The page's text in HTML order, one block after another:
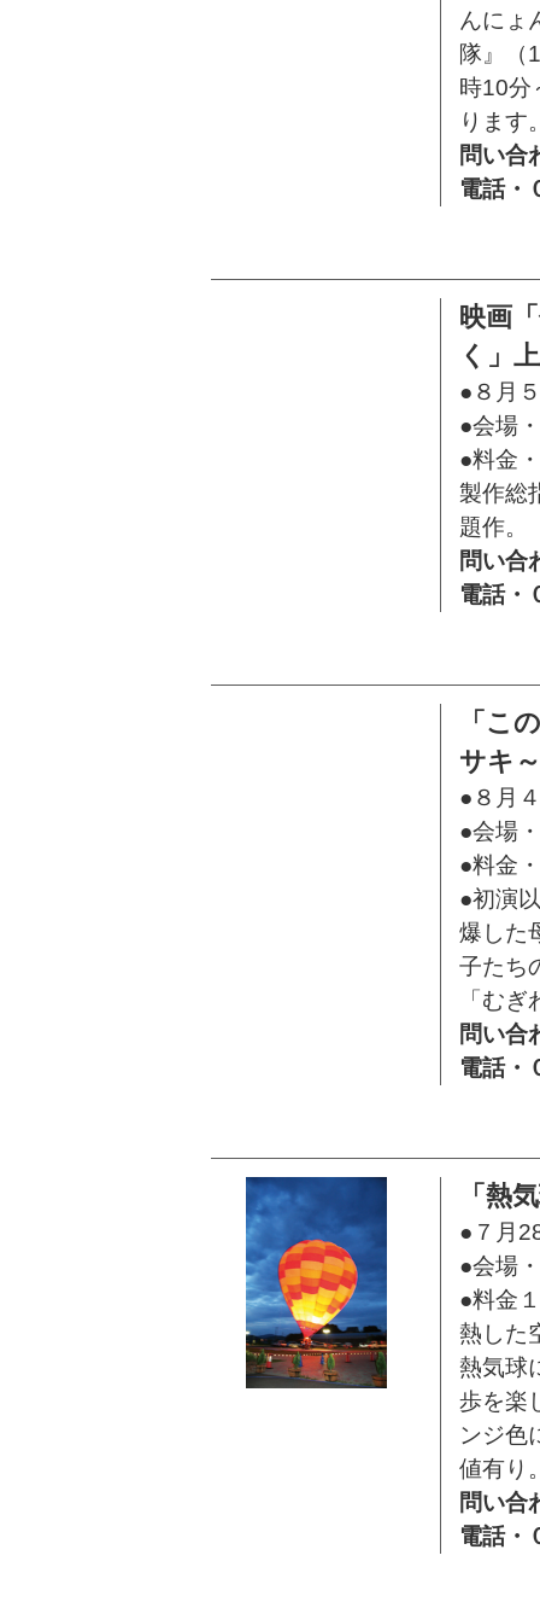
んにょ
隊』（
時10分
ります
問い合
電話・
映画
く」
●８月
●会場
●料金
製作総
題作。
問い合
電話・
「こ
サキ
●８月
●会場
●料金
●初演
爆した
子たち
「む
問い合
電話・
「熱
●７月
●会場
●料金
熱した
熱気球
歩を楽
ンジ色
値有り
問い合
電話・